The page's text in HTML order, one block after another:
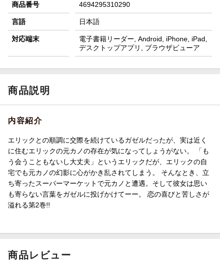
商品番号 4694295310290
言語 日本語
対応端末
電子書籍リーダー, Android, iPhone, iPad,
デスクトップアプリ, ブラウザビューア
商品説明
内容紹介
エリックとの順調に交際を続けているガゼルだったが、実は近く
に住むエリックの元カノの存在が気になってしょうがない。 「も
う会うこともないし大丈夫」というエリックだが、エリックの自
宅でも元カノの幻影に心がかき乱されてしまう。 そんなとき、立
ち寄ったスーパーマーケットで元カノと遭遇。そして彼女は思い
も寄らない言葉をガゼルに投げかけてーー。 恋の喜びと苦しさが
溢れる第2巻!!
商品レビュー